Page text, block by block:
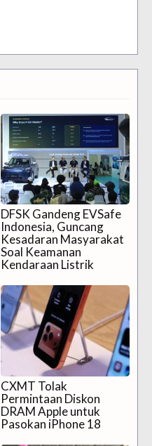
DFSK Gandeng EVSafe
Indonesia, Guncang
Kesadaran Masyarakat
Soal Keamanan
Kendaraan Listrik
CXMT Tolak
Permintaan Diskon
DRAM Apple untuk
Pasokan iPhone 18